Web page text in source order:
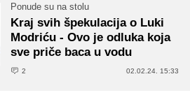
Ponude su na stolu
Kraj svih špekulacija o Luki
Modriću - Ovo je odluka koja
sve priče baca u vodu
2 02.02.24. 15:33